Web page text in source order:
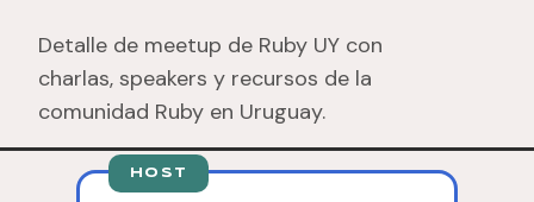
Detalle de meetup de Ruby UY con
charlas, speakers y recursos de la
comunidad Ruby en Uruguay.
HOST